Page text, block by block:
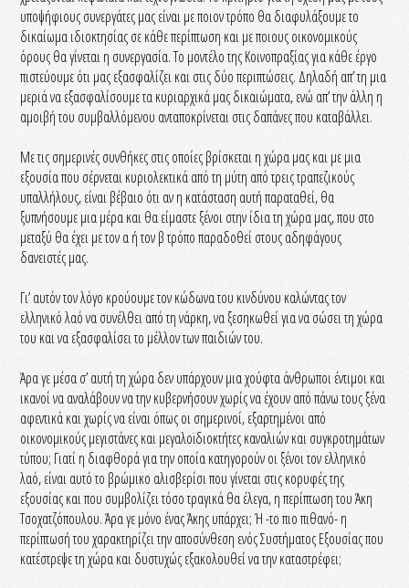
υποψήφιους συνεργάτες μας είναι με ποιον τρόπο θα διαφυλάξουμε το
δικαίωμα ιδιοκτησίας σε κάθε περίπτωση και με ποιους οικονομικούς
όρους θα γίνεται η συνεργασία. Το μοντέλο της Κοινοπραξίας για κάθε έργο
πιστεύουμε ότι μας εξασφαλίζει και στις δύο περιπτώσεις. Δηλαδή απ’ τη μια
μεριά να εξασφαλίσουμε τα κυριαρχικά μας δικαιώματα, ενώ απ’ την άλλη η
αμοιβή του συμβαλλόμενου ανταποκρίνεται στις δαπάνες που καταβάλλει.
Με τις σημερινές συνθήκες στις οποίες βρίσκεται η χώρα μας και με μια
εξουσία που σέρνεται κυριολεκτικά από τη μύτη από τρεις τραπεζικούς
υπαλλήλους, είναι βέβαιο ότι αν η κατάσταση αυτή παραταθεί, θα
ξυπνήσουμε μια μέρα και θα είμαστε ξένοι στην ίδια τη χώρα μας, που στο
μεταξύ θα έχει με τον α ή τον β τρόπο παραδοθεί στους αδηφάγους
δανειστές μας.
Γι’ αυτόν τον λόγο κρούουμε τον κώδωνα του κινδύνου καλώντας τον
ελληνικό λαό να συνέλθει από τη νάρκη, να ξεσηκωθεί για να σώσει τη χώρα
του και να εξασφαλίσει το μέλλον των παιδιών του.
Άρα γε μέσα σ’ αυτή τη χώρα δεν υπάρχουν μια χούφτα άνθρωποι έντιμοι και
ικανοί να αναλάβουν να την κυβερνήσουν χωρίς να έχουν από πάνω τους ξένα
αφεντικά και χωρίς να είναι όπως οι σημερινοί, εξαρτημένοι από
οικονομικούς μεγιστάνες και μεγαλοϊδιοκτήτες καναλιών και συγκροτημάτων
τύπου; Γιατί η διαφθορά για την οποία κατηγορούν οι ξένοι τον ελληνικό
λαό, είναι αυτό το βρώμικο αλισβερίσι που γίνεται στις κορυφές της
εξουσίας και που συμβολίζει τόσο τραγικά θα έλεγα, η περίπτωση του Άκη
Τσοχατζόπουλου. Άρα γε μόνο ένας Άκης υπάρχει; Ή -το πιο πιθανό- η
περίπτωσή του χαρακτηρίζει την αποσύνθεση ενός Συστήματος Εξουσίας που
κατέστρεψε τη χώρα και δυστυχώς εξακολουθεί να την καταστρέφει;